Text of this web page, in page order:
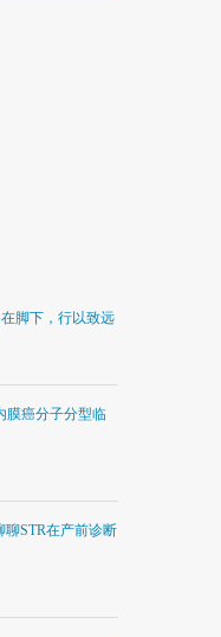
脚下，行以致远
膜癌分子分型临
聊STR在产前诊断